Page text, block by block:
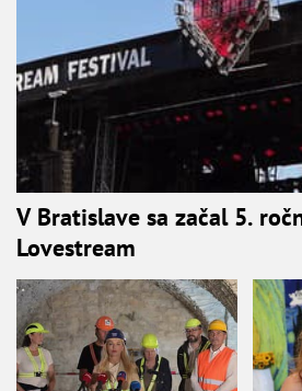
V Bratislave sa začal 5.
Lovestream